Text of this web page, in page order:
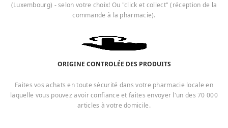
(Luxembourg) - selon votre choix! Ou "click et collect" (réception de la
commande à la pharmacie).
ORIGINE CONTROLÉE DES PRODUITS
Faites vos achats en toute sécurité dans votre pharmacie locale en
laquelle vous pouvez avoir confiance et faites envoyer l'un des 70 000
articles à votre domicile.